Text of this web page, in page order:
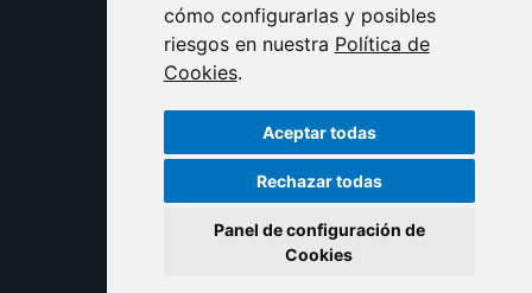
cómo configurarlas y posibles
riesgos en nuestra Política de
Cookies.
Aceptar todas
Rechazar todas
Panel de configuración de
Cookies